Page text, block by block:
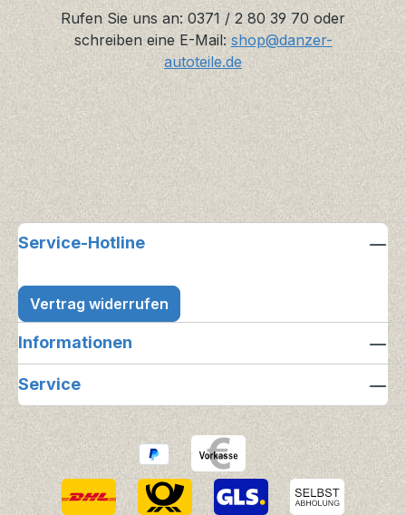
Rufen Sie uns an: 0371 / 2 80 39 70 oder
schreiben eine E-Mail: shop@danzer-
autoteile.de
Service-Hotline
Vertrag widerrufen
Informationen
Service